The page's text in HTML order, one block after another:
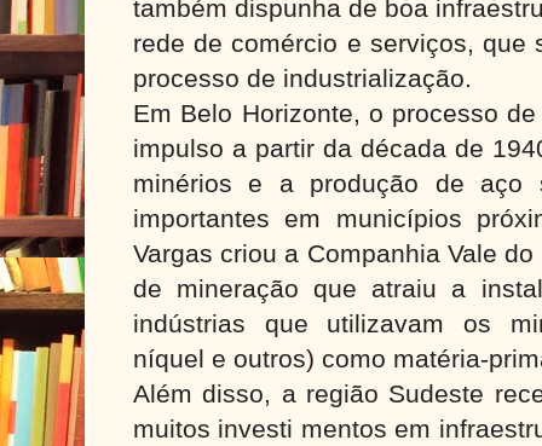
também dispunha de boa
rede de comércio e serviços, que
processo de industrialização.
Em Belo Horizonte, o processo
impulso a partir da década de
minérios e a produção de aço
importantes em municípios
Vargas criou a Companhia Vale
de mineração que atraiu a
indústrias que utilizavam os
níquel e outros) como matéria-
Além disso, a região Sudeste
muitos investi mentos em